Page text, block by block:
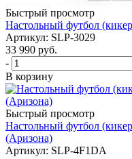
Быстрый просмотр
Настольный футбол
Артикул: SLP-3029
33 990 руб.
-
В корзину
Быстрый просмотр
Настольный футбол
(Аризона)
Артикул: SLP-4F1DA